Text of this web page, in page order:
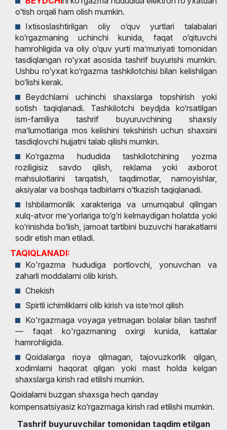
o‘tish orqali ham olish mumkin.
Ixtisoslashtirilgan oliy o‘quv yurtlari talabalari
ko‘rgazmaning uchinchi kunida, faqat o‘qituvchi
hamrohligida va oliy o‘quv yurti ma’muriyati tomonidan
tasdiqlangan ro‘yxat asosida tashrif buyurishi mumkin.
Ushbu ro‘yxat ko‘rgazma tashkilotchisi bilan kelishilgan
bo‘lishi kerak.
Beydchlarni uchinchi shaxslarga topshirish yoki
sotish taqiqlanadi. Tashkilotchi beydjda ko‘rsatilgan
ism-familiya tashrif buyuruvchining shaxsiy
ma’lumotlariga mos kelishini tekshirish uchun shaxsini
tasdiqlovchi hujjatni talab qilishi mumkin.
Ko‘rgazma hududida tashkilotchining yozma
roziligisiz savdo qilish, reklama yoki axborot
mahsulotlarini tarqatish, taqdimotlar, namoyishlar,
aksiyalar va boshqa tadbirlarni o‘tkazish taqiqlanadi.
Ishbilarmonlik xarakteriga va umumqabul qilingan
xulq-atvor me’yorlariga to‘g‘ri kelmaydigan holatda yoki
ko‘rinishda bo‘lish, jamoat tartibini buzuvchi harakatlarni
sodir etish man etiladi.
TAQIQLANADI:
Ko'rgazma hududiga portlovchi, yonuvchan va
zaharli moddalarni olib kirish.
Chekish
Spirtli ichimliklarni olib kirish va iste’mol qilish
Ko'rgazmaga voyaga yetmagan bolalar bilan tashrif
— faqat ko'rgazmaning oxirgi kunida, kattalar
hamrohligida.
Qoidalarga rioya qilmagan, tajovuzkorlik qilgan,
xodimlarni haqorat qilgan yoki mast holda kelgan
shaxslarga kirish rad etilishi mumkin.
Qoidalarni buzgan shaxsga hech qanday
kompensatsiyasiz ko‘rgazmaga kirish rad etilishi mumkin.
Tashrif buyuruvchilar tomonidan taqdim etilgan